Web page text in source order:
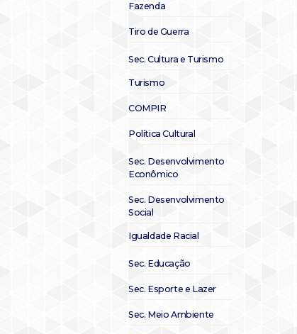
Fazenda
Tiro de Guerra
Sec. Cultura e Turismo
Turismo
COMPIR
Política Cultural
Sec. Desenvolvimento
Econômico
Sec. Desenvolvimento
Social
Igualdade Racial
Sec. Educação
Sec. Esporte e Lazer
Sec. Meio Ambiente